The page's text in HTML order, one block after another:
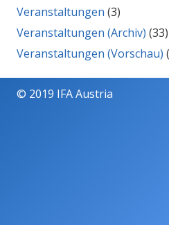
Veranstaltungen (3)
Veranstaltungen (Archiv) (33)
Veranstaltungen (Vorschau)
© 2019 IFA Austria